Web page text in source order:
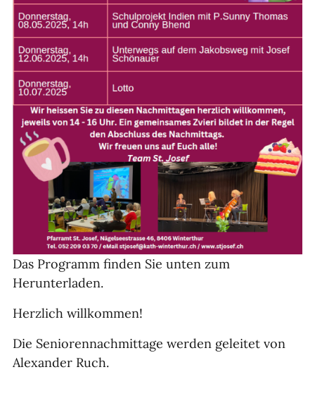
Das Programm finden Sie unten zum
Herunterladen.
Herzlich willkommen!
Die Seniorennachmittage werden geleitet von
Alexander Ruch.